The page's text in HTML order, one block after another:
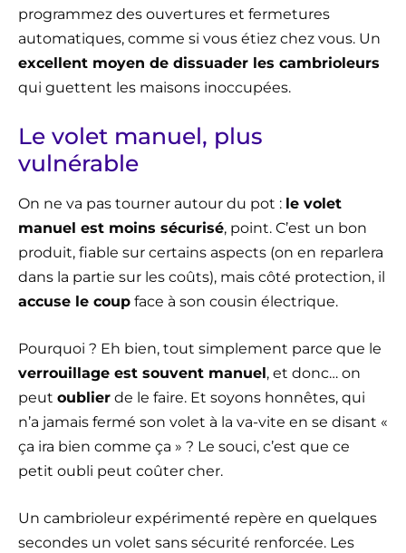
programmez des ouvertures et fermetures
automatiques, comme si vous étiez chez vous. Un
excellent moyen de dissuader les cambrioleurs
qui guettent les maisons inoccupées.
Le volet manuel, plus
vulnérable
On ne va pas tourner autour du pot : le volet
manuel est moins sécurisé, point. C’est un bon
produit, fiable sur certains aspects (on en reparlera
dans la partie sur les coûts), mais côté protection, il
accuse le coup face à son cousin électrique.
Pourquoi ? Eh bien, tout simplement parce que le
verrouillage est souvent manuel, et donc… on
peut oublier de le faire. Et soyons honnêtes, qui
n’a jamais fermé son volet à la va-vite en se disant «
ça ira bien comme ça » ? Le souci, c’est que ce
petit oubli peut coûter cher.
Un cambrioleur expérimenté repère en quelques
secondes un volet sans sécurité renforcée. Les